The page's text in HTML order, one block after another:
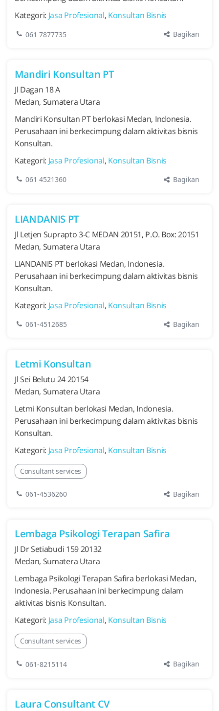
Kategori: Jasa Profesional, Konsultan Bisnis
061 7877735 Bagikan
Mandiri Konsultan PT
Jl Dagan 18 A
Medan, Sumatera Utara
Mandiri Konsultan PT berlokasi Medan, Indonesia.
Perusahaan ini berkecimpung dalam aktivitas bisnis
Konsultan.
Kategori: Jasa Profesional, Konsultan Bisnis
061 4521360 Bagikan
LIANDANIS PT
Jl Letjen Suprapto 3-C MEDAN 20151, P.O. Box: 20151
Medan, Sumatera Utara
LIANDANIS PT berlokasi Medan, Indonesia.
Perusahaan ini berkecimpung dalam aktivitas bisnis
Konsultan.
Kategori: Jasa Profesional, Konsultan Bisnis
061-4512685 Bagikan
Letmi Konsultan
Jl Sei Belutu 24 20154
Medan, Sumatera Utara
Letmi Konsultan berlokasi Medan, Indonesia.
Perusahaan ini berkecimpung dalam aktivitas bisnis
Konsultan.
Kategori: Jasa Profesional, Konsultan Bisnis
Consultant services
061-4536260 Bagikan
Lembaga Psikologi Terapan Safira
Jl Dr Setiabudi 159 20132
Medan, Sumatera Utara
Lembaga Psikologi Terapan Safira berlokasi Medan,
Indonesia. Perusahaan ini berkecimpung dalam
aktivitas bisnis Konsultan.
Kategori: Jasa Profesional, Konsultan Bisnis
Consultant services
061-8215114 Bagikan
Laura Consultant CV